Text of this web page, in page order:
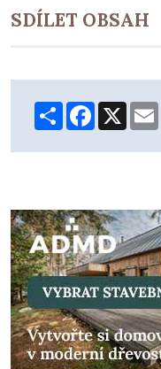
SDÍLET OBSAH
ShareFacebook
X